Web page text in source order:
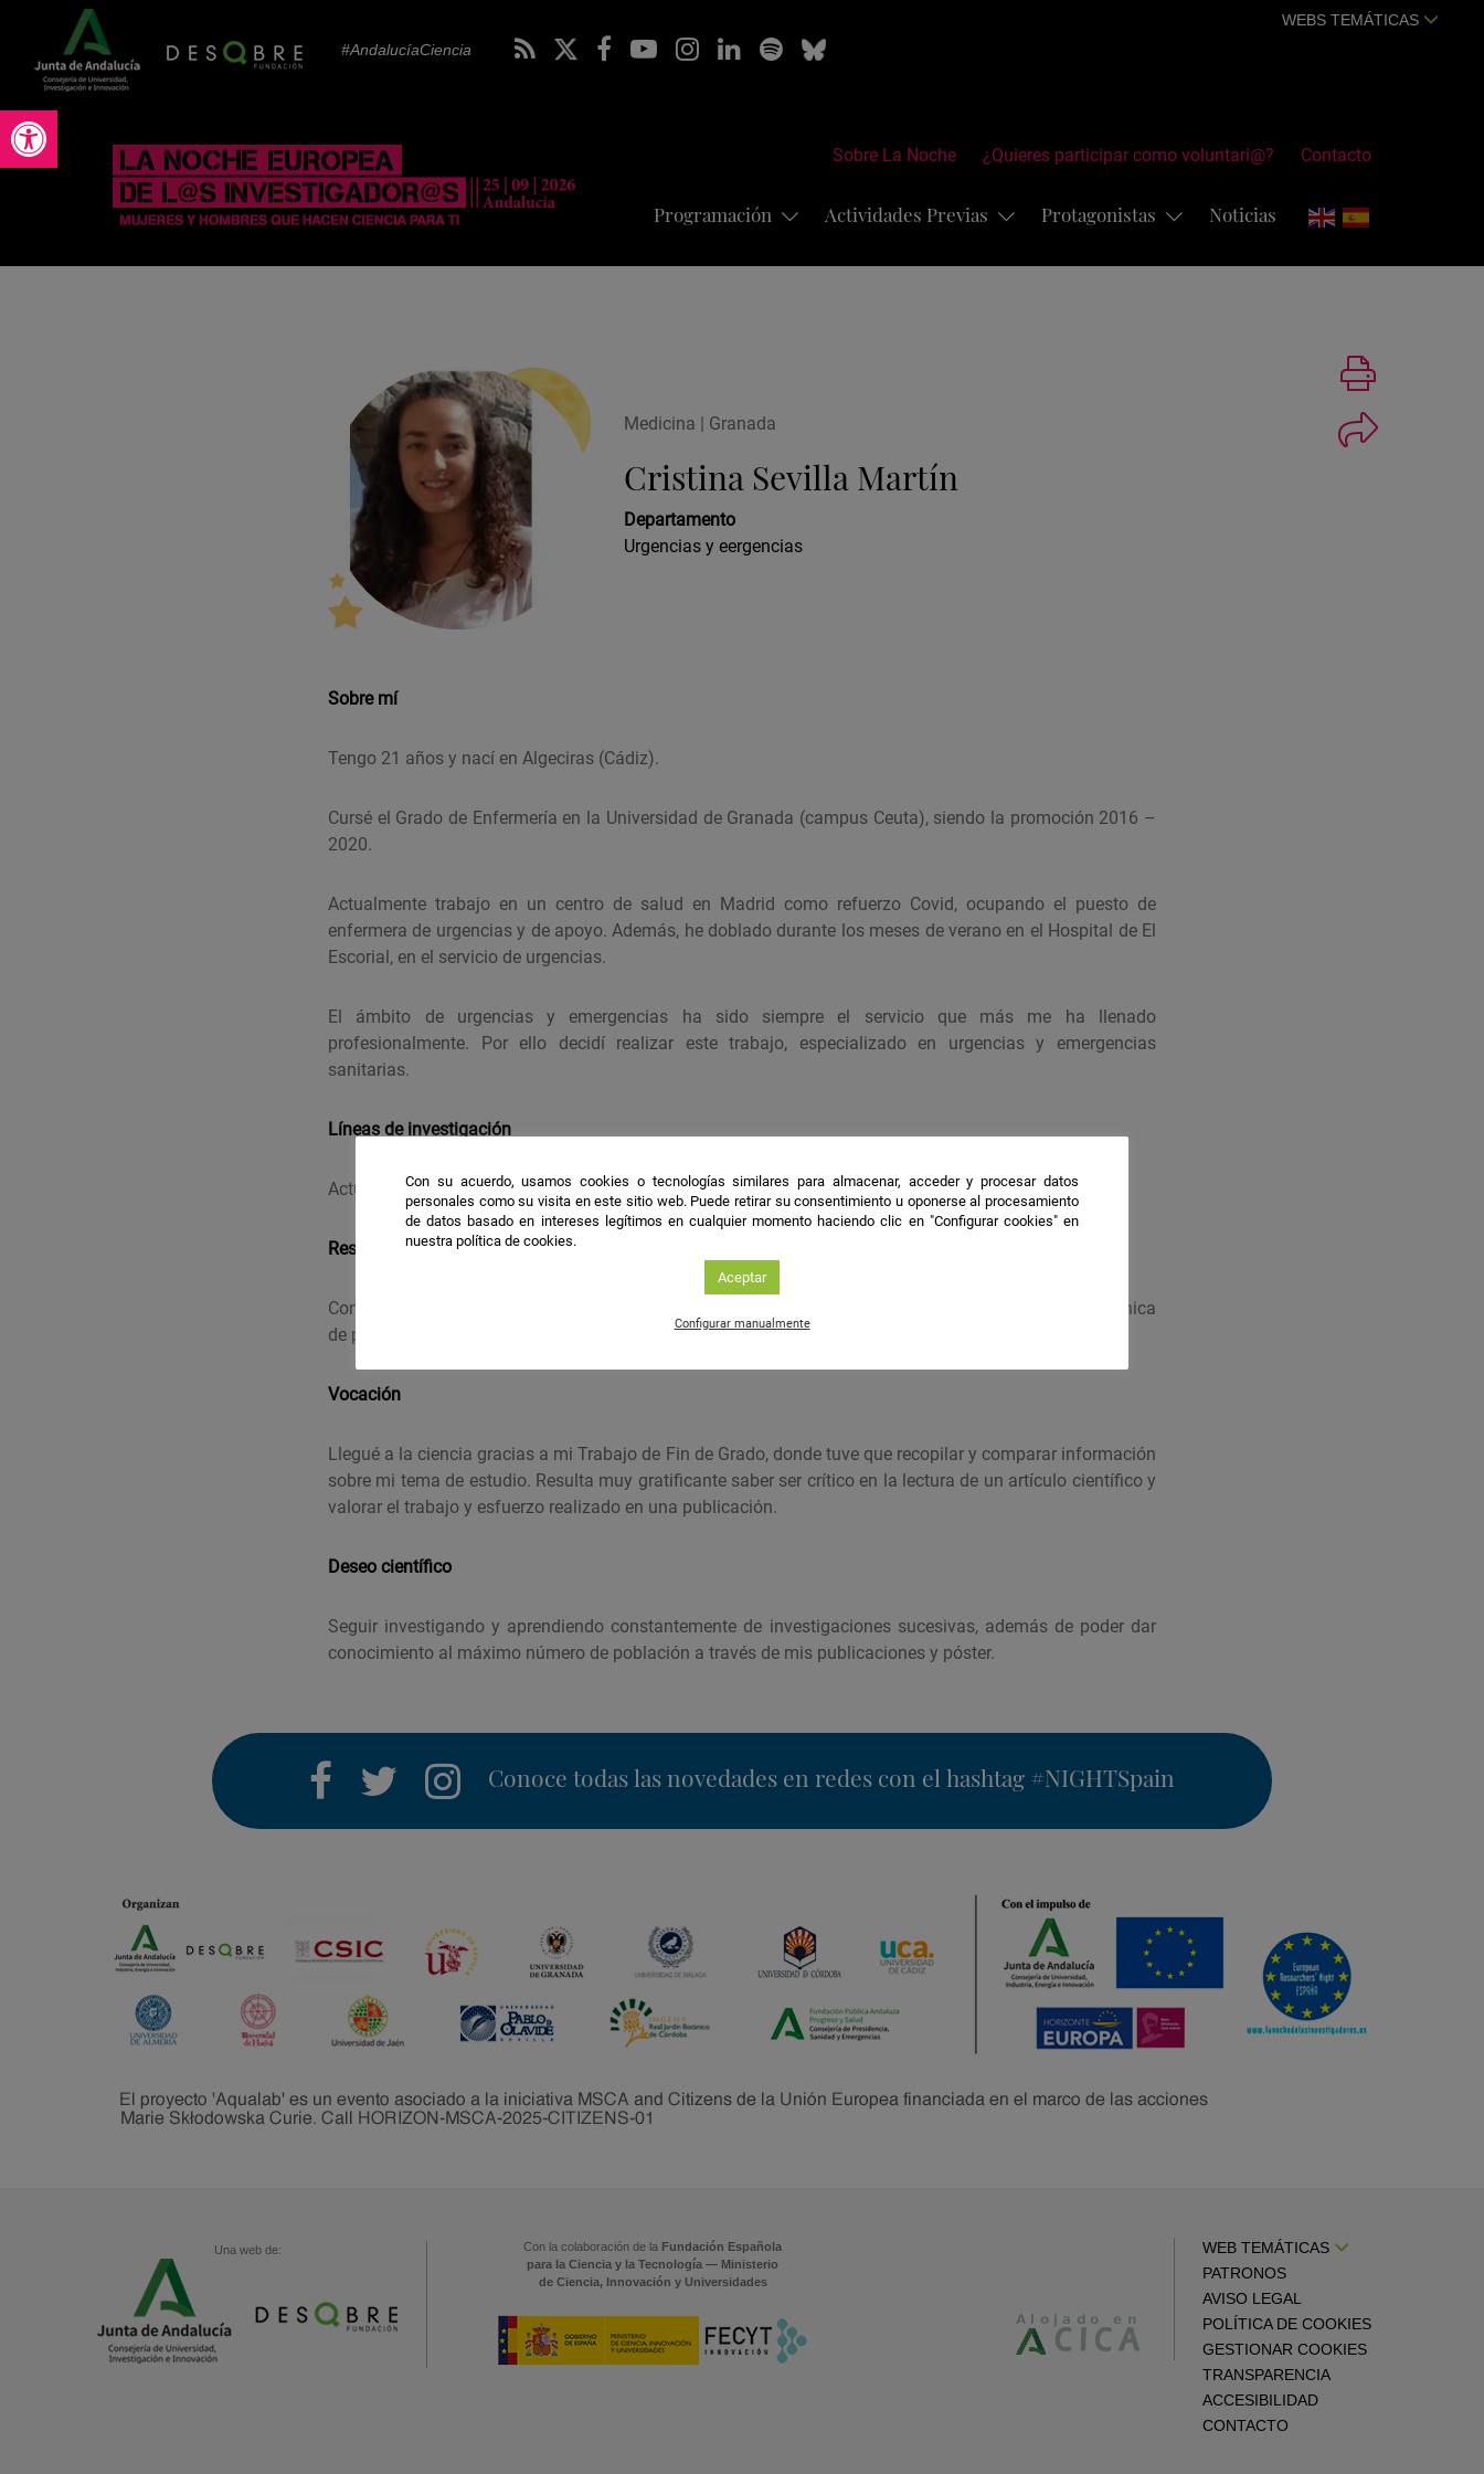
Abrir barra de herramientas
#AndalucíaCiencia
WEBS TEMÁTICAS
Sobre La Noche ¿Quieres participar como voluntari@? Contacto
Programación Actividades Previas Protagonistas Noticias
Medicina | Granada
Cristina Sevilla Martín
Departamento
Urgencias y eergencias
Sobre mí
Tengo 21 años y nací en Algeciras (Cádiz).
Cursé el Grado de Enfermería en la Universidad de Granada (campus Ceuta), siendo la promoción 2016 –
2020.
Actualmente trabajo en un centro de salud en Madrid como refuerzo Covid, ocupando el puesto de
enfermera de urgencias y de apoyo. Además, he doblado durante los meses de verano en el Hospital de El
Escorial, en el servicio de urgencias.
El ámbito de urgencias y emergencias ha sido siempre el servicio que más me ha llenado
profesionalmente. Por ello decidí realizar este trabajo, especializado en urgencias y emergencias
sanitarias.
Líneas de investigación
Actuación en caso de urgencia.
Resultados destacables
Considero el resultado más llamativo el desconocimiento por parte del personal sanitario sobre la técnica
de punción intraósea a pesar de su importancia, siendo la segunda elección en caso de emergencia.
Vocación
Llegué a la ciencia gracias a mi Trabajo de Fin de Grado, donde tuve que recopilar y comparar información
sobre mi tema de estudio. Resulta muy gratificante saber ser crítico en la lectura de un artículo científico y
valorar el trabajo y esfuerzo realizado en una publicación.
Deseo científico
Seguir investigando y aprendiendo constantemente de investigaciones sucesivas, además de poder dar
conocimiento al máximo número de población a través de mis publicaciones y póster.
facebooktwitter instagram
Conoce todas las novedades en redes con el hashtag #NIGHTSpain
Una web de: Con la colaboración de la Fundación Española
para la Ciencia y la Tecnología — Ministerio
de Ciencia, Innovación y Universidades
WEB TEMÁTICAS
PATRONOS
AVISO LEGAL
POLÍTICA DE COOKIES
GESTIONAR COOKIES
TRANSPARENCIA
ACCESIBILIDAD
CONTACTO
Con su acuerdo, usamos cookies o tecnologías similares para almacenar, acceder y procesar datos
personales como su visita en este sitio web. Puede retirar su consentimiento u oponerse al procesamiento
de datos basado en intereses legítimos en cualquier momento haciendo clic en "Configurar cookies" en
nuestra política de cookies.
Aceptar
Configurar manualmente